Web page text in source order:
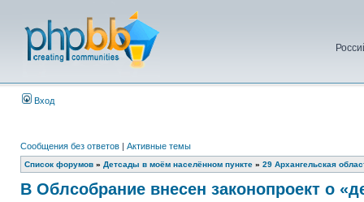
Вход
Сообщения без ответов | Активные темы
Список форумов » Детсады в моём населённом пункте » 29 Архангельская
В Облсобрание внесен законопроект о